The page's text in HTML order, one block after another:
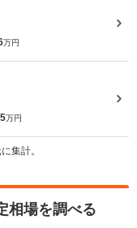
万円
万円
集計。
相場を調べる